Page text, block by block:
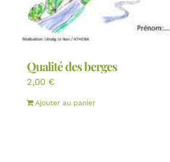
Qualité des berges
2,00 €
Ajouter au panier